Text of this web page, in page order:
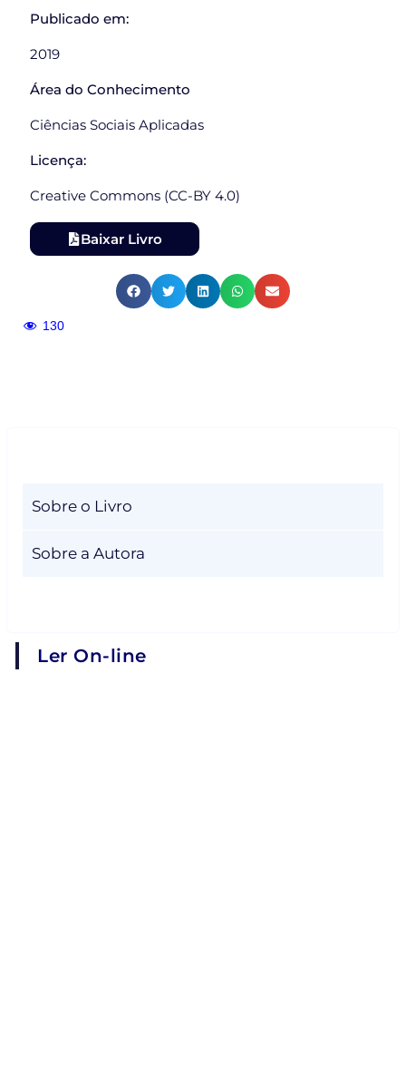
Publicado em:
2019
Área do Conhecimento
Ciências Sociais Aplicadas
Licença:
Creative Commons (CC-BY 4.0)
Baixar Livro
130
Sobre o Livro
Sobre a Autora
Ler On-line